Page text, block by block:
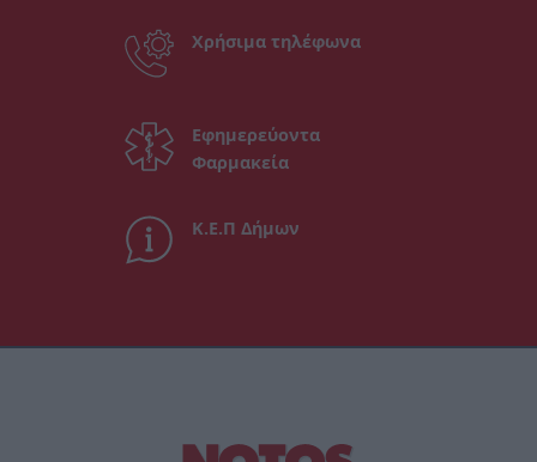
Χρήσιμα τηλέφωνα
Εφημερεύοντα
Φαρμακεία
Κ.Ε.Π Δήμων